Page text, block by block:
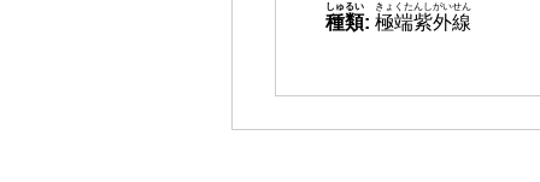
種類
しゅるい
: 極端紫外線
きょくたんしがいせん